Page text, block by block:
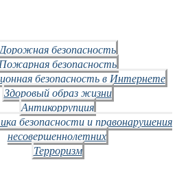
Дорожная безопасность
безопасность
безопасность в Интернете
Здоровый образ жизни
Антикоррупция
безопасности и правонарушения
несовершеннолетних
Терроризм